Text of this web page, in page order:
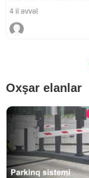
4 il əvvəl
Oxşar elanlar